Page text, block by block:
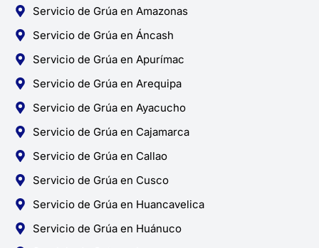
Servicio de Grúa en Amazonas
Servicio de Grúa en Áncash
Servicio de Grúa en Apurímac
Servicio de Grúa en Arequipa
Servicio de Grúa en Ayacucho
Servicio de Grúa en Cajamarca
Servicio de Grúa en Callao
Servicio de Grúa en Cusco
Servicio de Grúa en Huancavelica
Servicio de Grúa en Huánuco